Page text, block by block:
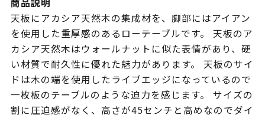
商品説明
天板にアカシア天然木の集成材を、脚部にはアイアン
を使用した重厚感のあるローテーブルです。 天板のア
カシア天然木はウォールナットに似た表情があり、硬
い材質で耐久性に優れた魅力があります。 天板のサイ
ドは木の端を使用したライブエッジになっているので
一枚板のテーブルのような迫力を感じます。 サイズの
割に圧迫感がなく、高さが45センチと高めなのでダイ